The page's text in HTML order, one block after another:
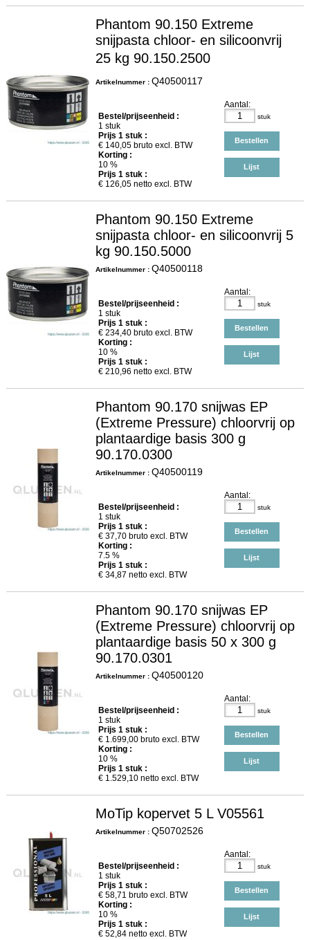
Phantom 90.150 Extreme
snijpasta chloor- en silicoonvrij
25 kg 90.150.2500
Artikelnummer : Q40500117
Bestel/prijseenheid :
1 stuk
Prijs 1stuk :
€ 140,05bruto excl. BTW
Korting :
10 %
Prijs 1stuk :
€ 126,05netto excl. BTW
Aantal:
stuk
Bestellen
Lijst
Phantom 90.150 Extreme
snijpasta chloor- en silicoonvrij 5
kg 90.150.5000
Artikelnummer : Q40500118
Bestel/prijseenheid :
1 stuk
Prijs 1stuk :
€ 234,40bruto excl. BTW
Korting :
10 %
Prijs 1stuk :
€ 210,96 netto excl. BTW
Aantal:
stuk
Bestellen
Lijst
Phantom 90.170 snijwas EP
(Extreme Pressure) chloorvrij op
plantaardige basis 300 g
90.170.0300
Artikelnummer : Q40500119
Bestel/prijseenheid :
1 stuk
Prijs 1stuk :
€ 37,70bruto excl. BTW
Korting :
7.5 %
Prijs 1stuk :
€ 34,87 netto excl. BTW
Aantal:
stuk
Bestellen
Lijst
Phantom 90.170 snijwas EP
(Extreme Pressure) chloorvrij op
plantaardige basis 50 x 300 g
90.170.0301
Artikelnummer : Q40500120
Bestel/prijseenheid :
1 stuk
Prijs 1stuk :
€ 1.699,00bruto excl. BTW
Korting :
10 %
Prijs 1stuk :
€ 1.529,10netto excl. BTW
Aantal:
stuk
Bestellen
Lijst
MoTip kopervet 5 L V05561
Artikelnummer : Q50702526
Bestel/prijseenheid :
1 stuk
Prijs 1stuk :
€ 58,71 bruto excl. BTW
Korting :
10 %
Prijs 1stuk :
€ 52,84netto excl. BTW
Aantal:
stuk
Bestellen
Lijst